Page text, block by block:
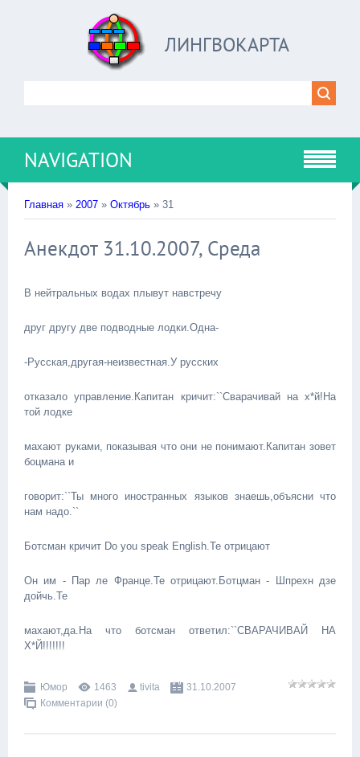
ЛИНГВОКАРТА
NAVIGATION
Главная » 2007 » Октябрь » 31
Анекдот 31.10.2007, Среда
В нейтральных водах плывут навстречу
друг другу две подводные лодки.Одна-
-Русская,другая-неизвестная.У русских
отказало управление.Капитан кричит:``Сварачивай на х*й!На
той лодке
махают руками, показывая что они не понимают.Капитан зовет
боцмана и
говорит:``Ты много иностранных языков знаешь,объясни что
нам надо.``
Ботсман кричит Do you speak English.Те отрицают
Он им - Пар ле Франце.Те отрицают.Ботцман - Шпрехн дзе
дойчь.Те
махают,да.На что ботсман ответил:``СВАРАЧИВАЙ НА
Х*Й!!!!!!!
Юмор 1463 tivita
31.10.2007
Комментарии (0)